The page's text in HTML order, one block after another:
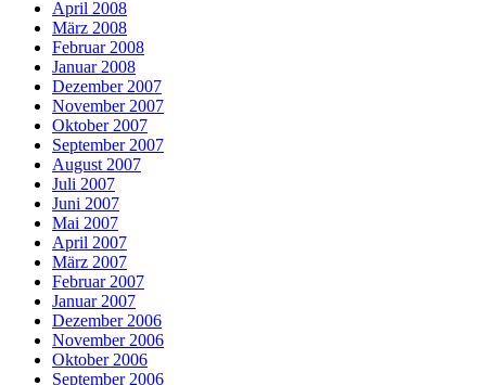
April 2008
März 2008
Februar 2008
Januar 2008
Dezember 2007
November 2007
Oktober 2007
September 2007
August 2007
Juli 2007
Juni 2007
Mai 2007
April 2007
März 2007
Februar 2007
Januar 2007
Dezember 2006
November 2006
Oktober 2006
September 2006